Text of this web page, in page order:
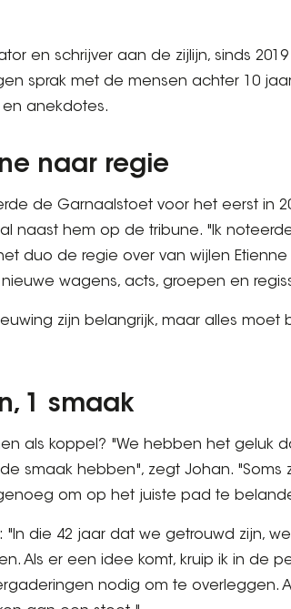
en schrijver aan de zijlijn, sinds
sprak met de mensen achter 10
en anekdotes.
naar regie
de Garnaalstoet voor het eerst in
naast hem op de tribune. "Ik
duo de regie over van wijlen
wagens, acts, groepen en
zijn belangrijk, maar alles moet
1 smaak
als koppel? "We hebben het geluk
smaak hebben", zegt Johan. "Soms
om op het juiste pad te
"In die 42 jaar dat we getrouwd zijn,
Als er een idee komt, kruip ik in de
nodig om te overleggen.